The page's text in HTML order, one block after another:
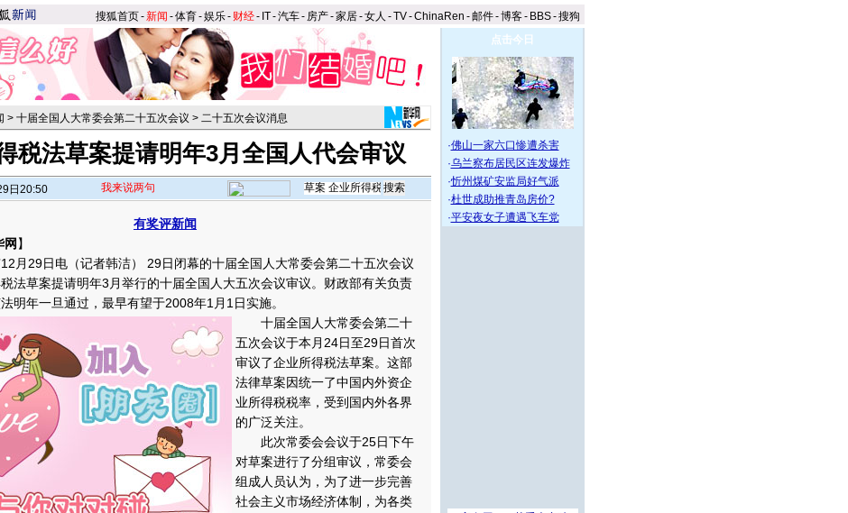
搜狐首页-新闻 -体育-娱乐- 财经- IT-汽车- 房产-家居-女人 -TV-ChinaRen -邮件-博客- BBS-搜狗
> 十届全国人大常委会第二十五次会议 > 二十五次会议消息
税法草案提请明年3月全国人代会审议
日20:50 我来说两句
有奖评新闻
网 】
29日电（记者韩洁） 29日闭幕的十届全国人大常委会第二十五次会议
法草案提请明年3月举行的十届全国人大五次会议审议。财政部有关负责
明年一旦通过，最早有望于2008年1月1日实施。
十届全国人大常委会第二十
五次会议于本月24日至29日首次
审议了企业所得税法草案。这部
法律草案因统一了中国内外资企
业所得税税率，受到国内外各界
的广泛关注。
此次常委会会议于25日下午
对草案进行了分组审议，常委会
组成人员认为，为了进一步完善
社会主义市场经济体制，为各类
点击今日
·佛山一家六口惨遭杀害
·乌兰察布居民区连发爆炸
·忻州煤矿安监局好气派
·杜世成助推青岛房价?
·平安夜女子遭遇飞车党